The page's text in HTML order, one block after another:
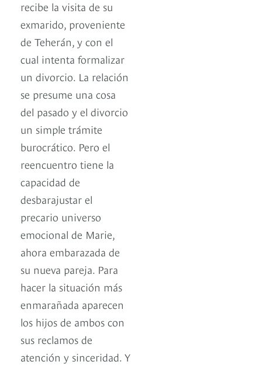
recibe la visita de su
exmarido, proveniente
de Teherán, y con el
cual intenta formalizar
un divorcio. La relación
se presume una cosa
del pasado y el divorcio
un simple trámite
burocrático. Pero el
reencuentro tiene la
capacidad de
desbarajustar el
precario universo
emocional de Marie,
ahora embarazada de
su nueva pareja. Para
hacer la situación más
enmarañada aparecen
los hijos de ambos con
sus reclamos de
atención y sinceridad. Y